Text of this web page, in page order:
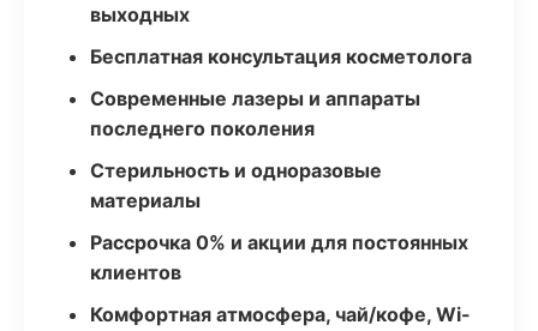
выходных
Бесплатная консультация косметолога
Современные лазеры и аппараты
последнего поколения
Стерильность и одноразовые
материалы
Рассрочка 0% и акции для постоянных
клиентов
Комфортная атмосфера, чай/кофе, Wi-